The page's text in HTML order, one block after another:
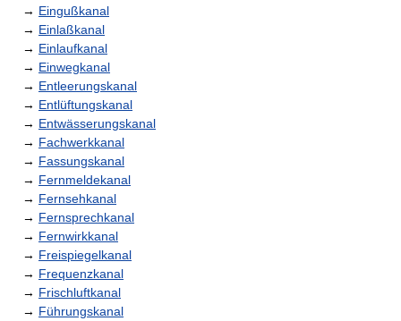
→ Eingußkanal
→ Einlaßkanal
→ Einlaufkanal
→ Einwegkanal
→ Entleerungskanal
→ Entlüftungskanal
→ Entwässerungskanal
→ Fachwerkkanal
→ Fassungskanal
→ Fernmeldekanal
→ Fernsehkanal
→ Fernsprechkanal
→ Fernwirkkanal
→ Freispiegelkanal
→ Frequenzkanal
→ Frischluftkanal
→ Führungskanal